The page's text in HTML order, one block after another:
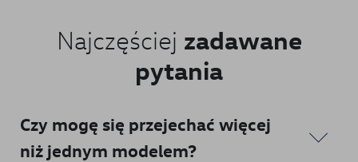
Części zamienne
Dostępne od ręki
Najczęściej zadawane
pytania
Czy mogę się przejechać więcej
niż jednym modelem?